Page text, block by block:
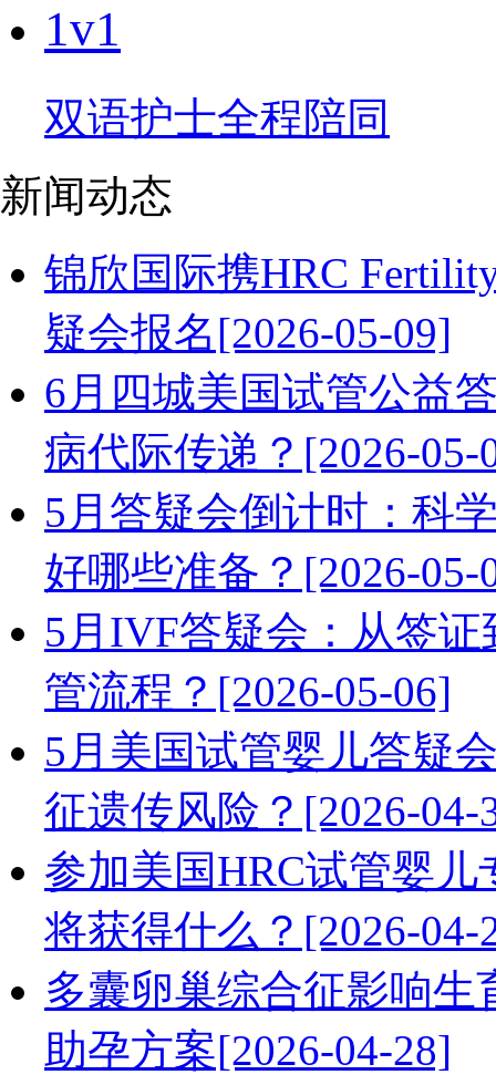
1v1
双语护士全程陪同
新闻动态
锦欣国际携HRC
疑会报名[2026-05-09]
6月四城美国试管公益
病代际传递？[2026-05-
5月答疑会倒计时：科
好哪些准备？[2026-05-
5月IVF答疑会：从签
管流程？[2026-05-06]
5月美国试管婴儿答疑
征遗传风险？[2026-04-
参加美国HRC试管婴
将获得什么？[2026-04-
多囊卵巢综合征影响生
助孕方案[2026-04-28]